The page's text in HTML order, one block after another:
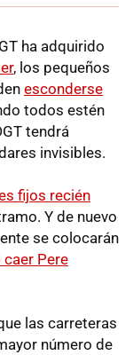
ha adquirido
, los pequeños
esconderse
todos estén
tendrá
invisibles.
fijos recién
Y de nuevo
se colocarán
Pere
las carreteras
número de